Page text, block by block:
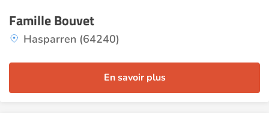
Famille Bouvet
Hasparren (64240)
En savoir plus